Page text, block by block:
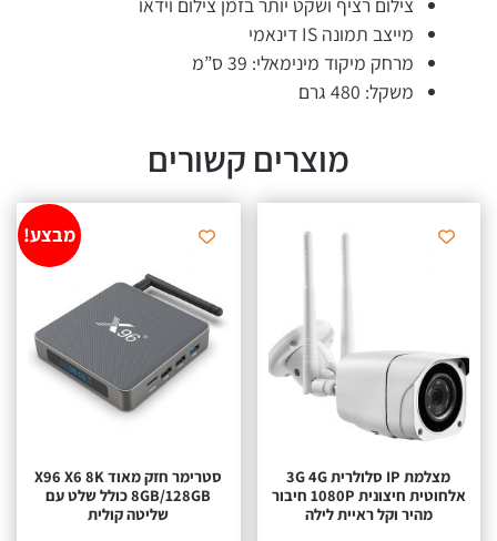
מייצב תמונה IS דינאמי
מרחק מיקוד מינימאלי: 39 ס”מ
משקל: 480 גרם
מוצרים קשורים
מצלמת IP סלולרית 3G 4G
אלחוטית חיצונית 1080P חיבור
מהיר וקל ראיית לילה
מבצע!
סטרימר חזק מאוד X96 X6 8K
8GB/128GB כולל שלט עם
שליטה קולית